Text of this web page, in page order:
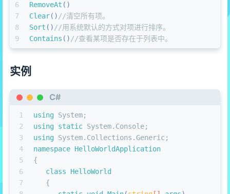
6
7
8
9
RemoveAt ()
Clear() //清空所有项。
Sort () //用系统默认的方式对项进行排序。
Contains () //查看某项是否存在于列表中。
实例
C#
1
2
3
4
5
6
7
using System;
using static System.Console;
using System.Collections.Generic;
namespace HelloWorldApplication
{
class
HelloWorld
   {